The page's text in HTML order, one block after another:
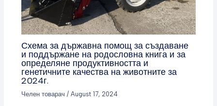
Схема за държавна помощ за създаване
и поддържане на родословна книга и за
определяне продуктивността и
генетичните качества на животните за
2024г.
Челен товарач /August 17, 2024